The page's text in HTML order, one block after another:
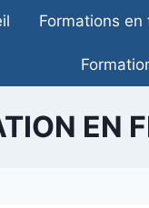
Formations
EN